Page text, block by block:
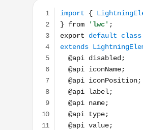
import { LightningElement,